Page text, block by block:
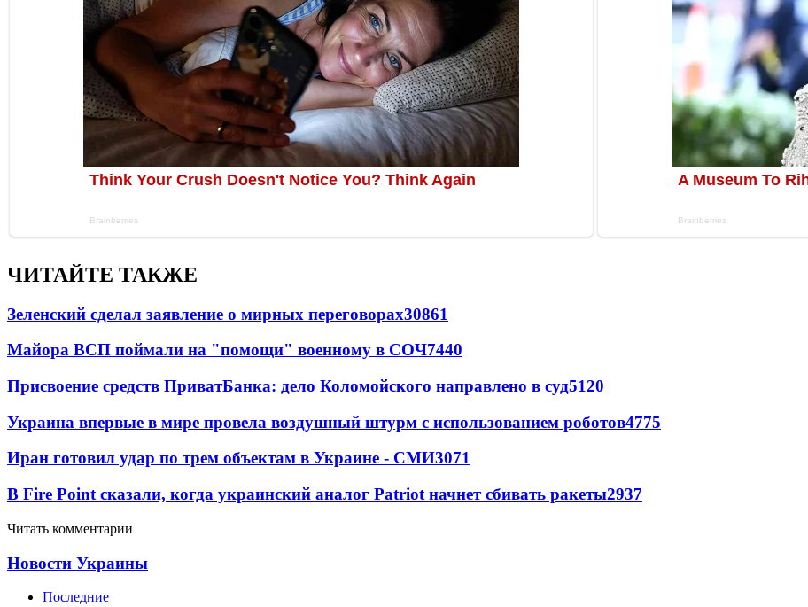
ЧИТАЙТЕ ТАКЖЕ
Зеленский сделал заявление о мирных переговорах30861
Майора ВСП поймали на "помощи" военному в СОЧ7440
Присвоение средств ПриватБанка: дело Коломойского направлено в суд5120
Украина впервые в мире провела воздушный штурм с использованием роботов4775
Иран готовил удар по трем объектам в Украине - СМИ3071
В Fire Point сказали, когда украинский аналог Patriot начнет сбивать ракеты2937
Читать комментарии
Новости Украины
Последние